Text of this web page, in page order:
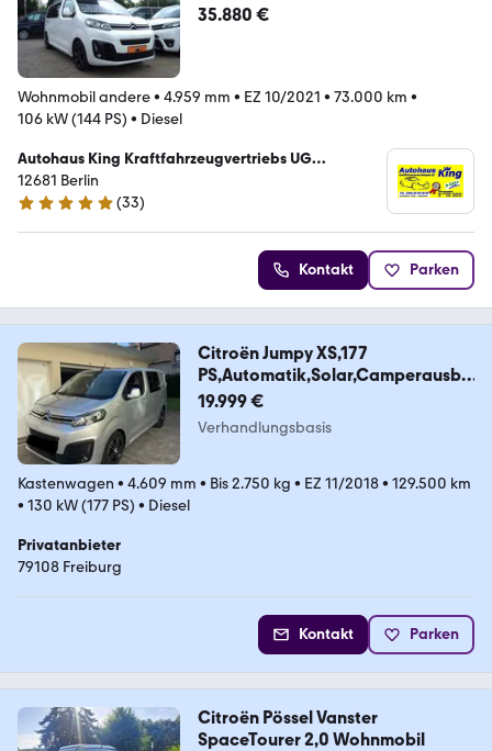
35.880 €
Wohnmobil andere• 4.959 mm • EZ 10/2021 • 73.000 km •
106 kW (144 PS) • Diesel
Autohaus King Kraftfahrzeugvertriebs UG
(haftungsbeschränkt)
12681 Berlin
5 Sterne
(33)
Kontakt Parken
Citroën Jumpy XS,177
PS,Automatik,Solar,Camperausba
u2025
19.999 €
Verhandlungsbasis
Kastenwagen • 4.609 mm • Bis 2.750 kg • EZ 11/2018• 129.500 km
• 130 kW (177 PS) • Diesel
Privatanbieter
79108 Freiburg
Kontakt Parken
Citroën Pössel Vanster
SpaceTourer 2,0 Wohnmobil